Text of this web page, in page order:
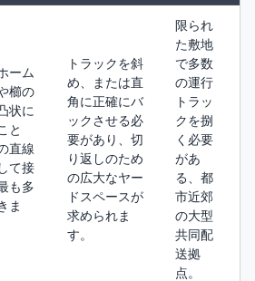
ーム
櫛の
状に
と
直線
て接
も多
ま
トラックを斜
め、または直
角に正確にバ
ックさせる必
要があり、切
り返しのため
の広大なヤー
ドスペースが
求められま
す。
限られ
た敷地
で多数
の運行
トラッ
クを捌
く必要
があ
る、都
市近郊
の大型
共同配
送拠
点。